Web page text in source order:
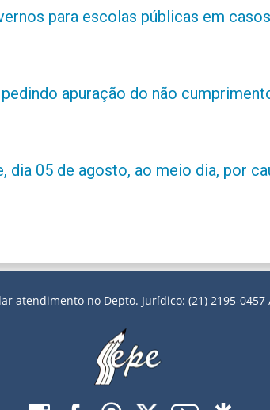
para escolas públicas em
apuração do não
dia 05 de agosto, ao meio dia, por
atendimento no Depto. Jurídico: (21) 2195-0457